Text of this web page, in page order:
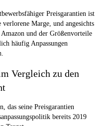
Preisgarantien ist
verlorene Marge, und angesichts
und der Größenvorteile
häufig Anpassungen
Vergleich zu den
das seine Preisgarantien
bereits 2019